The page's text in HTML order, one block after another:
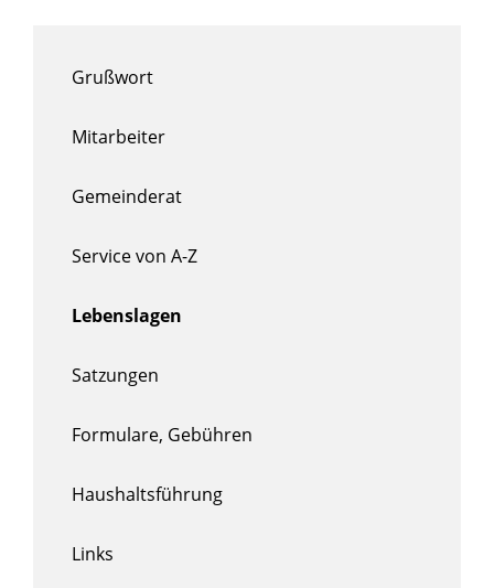
Grußwort
Mitarbeiter
Gemeinderat
Service von A-Z
Lebenslagen
Satzungen
Formulare, Gebühren
Haushaltsführung
Links